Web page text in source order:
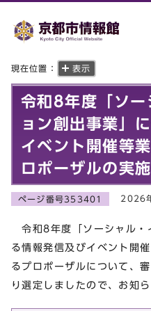
現在位置： 表示
令和8年度「ソー
ョン創出事業」
イベント開催等
ロポーザルの実
ページ番号353401 2026
令和8年度「ソーシャル・
る情報発信及びイベント開
るプロポーザルについて、
り選定しましたので、お知ら